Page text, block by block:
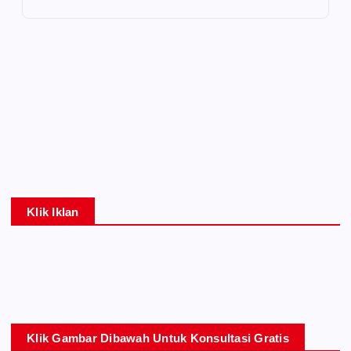
Klik Iklan
Klik Gambar Dibawah Untuk Konsultasi Gratis